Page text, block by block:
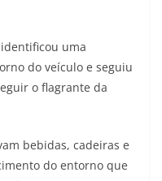
uma
do veículo e seguiu
o flagrante da
bebidas, cadeiras e
do entorno que